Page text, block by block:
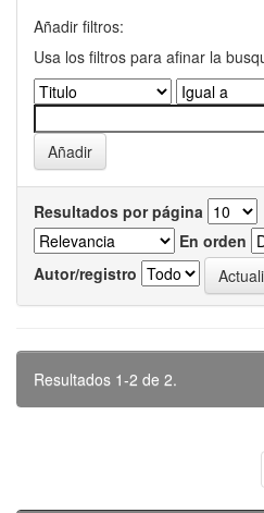
Añadir filtros:
Usa los filtros para afinar la
Resultados por página
En orden
Autor/registro
Resultados 1-2 de 2.